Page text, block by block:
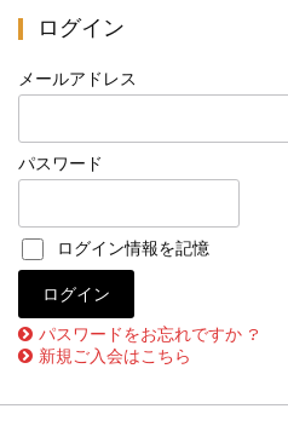
ログイン
メールアドレス
パスワード
ログイン情報を記憶
パスワードをお忘れですか ?
新規ご入会はこちら